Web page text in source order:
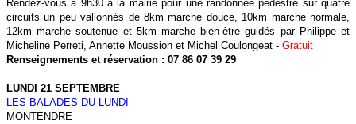
Rendez-vous à 9h30 à la mairie pour une randonnée pédestre sur quatre
circuits un peu vallonnés de 8km marche douce, 10km marche normale,
12km marche soutenue et 5km marche bien-être guidés par Philippe et
Micheline Perreti, Annette Moussion et Michel Coulongeat - Gratuit
Renseignements et réservation : 07 86 07 39 29
LUNDI 21 SEPTEMBRE
LES BALADES DU LUNDI
MONTENDRE